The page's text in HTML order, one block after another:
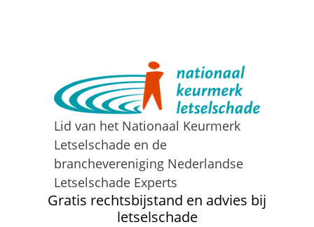
Lid van het Nationaal Keurmerk
Letselschade en de
branchevereniging Nederlandse
Letselschade Experts
Gratis rechtsbijstand en advies bij
letselschade